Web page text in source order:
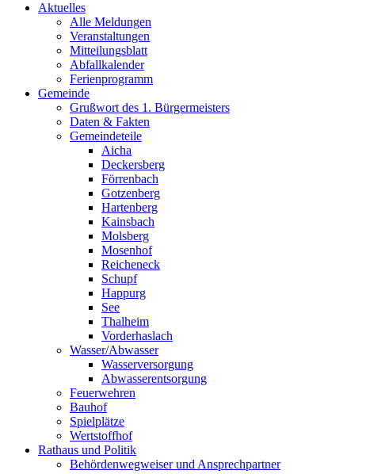
Aktuelles
Alle Meldungen
Veranstaltungen
Mitteilungsblatt
Abfallkalender
Ferienprogramm
Gemeinde
Grußwort des 1. Bürgermeisters
Daten & Fakten
Gemeindeteile
Aicha
Deckersberg
Förrenbach
Gotzenberg
Hartenberg
Kainsbach
Molsberg
Mosenhof
Reicheneck
Schupf
Happurg
See
Thalheim
Vorderhaslach
Wasser/Abwasser
Wasserversorgung
Abwasserentsorgung
Feuerwehren
Bauhof
Spielplätze
Wertstoffhof
Rathaus und Politik
Behördenwegweiser und Ansprechpartner